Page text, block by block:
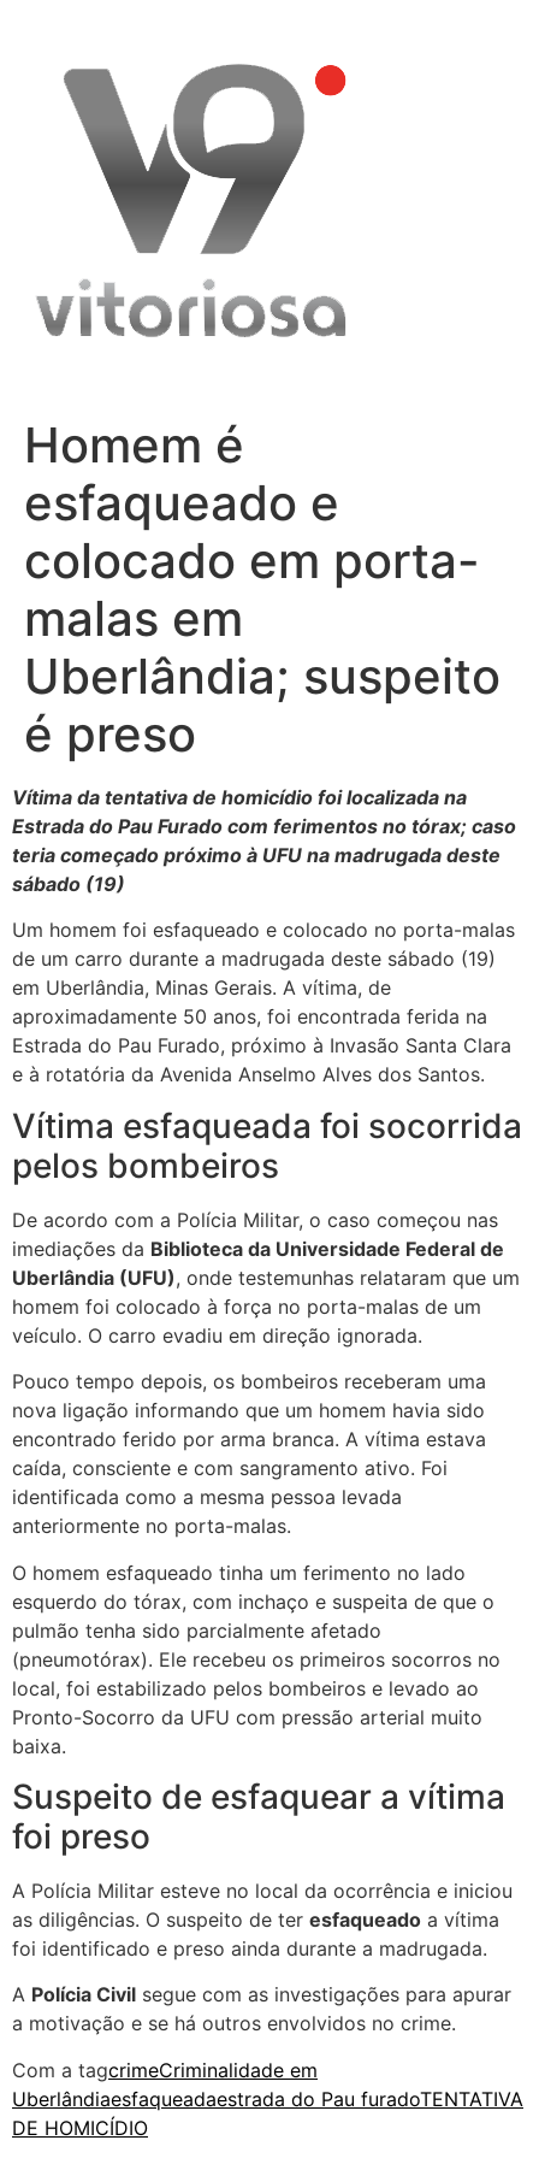
content
Homem é
esfaqueado e
colocado em porta-
malas em
Uberlândia; suspeito
é preso
Vítima da tentativa de homicídio foi localizada na
Estrada do Pau Furado com ferimentos no tórax; caso
teria começado próximo à UFU na madrugada deste
sábado (19)
Um homem foi esfaqueado e colocado no porta-malas
de um carro durante a madrugada deste sábado (19)
em Uberlândia, Minas Gerais. A vítima, de
aproximadamente 50 anos, foi encontrada ferida na
Estrada do Pau Furado, próximo à Invasão Santa Clara
e à rotatória da Avenida Anselmo Alves dos Santos.
Vítima esfaqueada foi socorrida
pelos bombeiros
De acordo com a Polícia Militar, o caso começou nas
imediações da Biblioteca da Universidade Federal de
Uberlândia (UFU), onde testemunhas relataram que um
homem foi colocado à força no porta-malas de um
veículo. O carro evadiu em direção ignorada.
Pouco tempo depois, os bombeiros receberam uma
nova ligação informando que um homem havia sido
encontrado ferido por arma branca. A vítima estava
caída, consciente e com sangramento ativo. Foi
identificada como a mesma pessoa levada
anteriormente no porta-malas.
O homem esfaqueado tinha um ferimento no lado
esquerdo do tórax, com inchaço e suspeita de que o
pulmão tenha sido parcialmente afetado
(pneumotórax). Ele recebeu os primeiros socorros no
local, foi estabilizado pelos bombeiros e levado ao
Pronto-Socorro da UFU com pressão arterial muito
baixa.
Suspeito de esfaquear a vítima
foi preso
A Polícia Militar esteve no local da ocorrência e iniciou
as diligências. O suspeito de ter esfaqueado a vítima
foi identificado e preso ainda durante a madrugada.
A Polícia Civil segue com as investigações para apurar
a motivação e se há outros envolvidos no crime.
Com a tagcrimeCriminalidade em
Uberlândiaesfaqueadaestrada do Pau furadoTENTATIVA
DE HOMICÍDIO